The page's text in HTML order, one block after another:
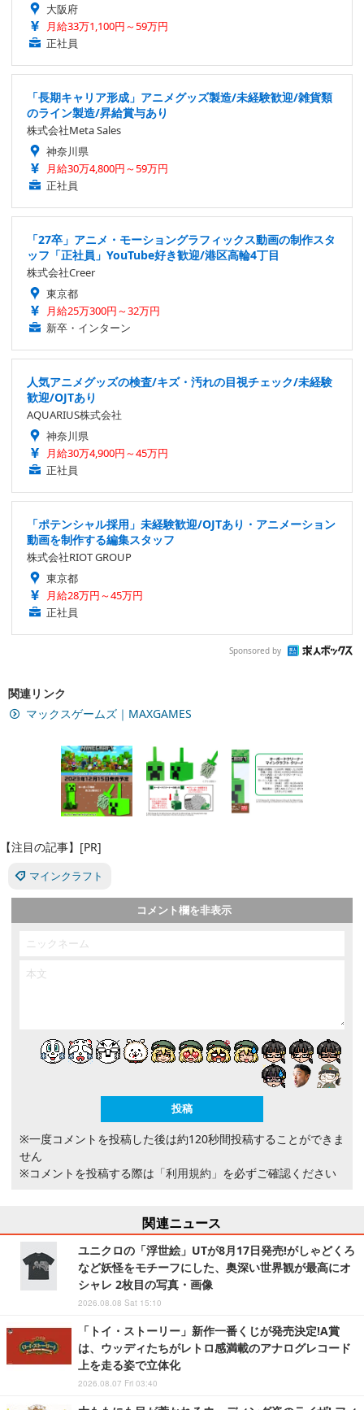
大阪府
月給33万1,100円～59万円
正社員
「長期キャリア形成」アニメグッズ製造/未経験歓迎/雑貨類
のライン製造/昇給賞与あり
株式会社Meta Sales
神奈川県
月給30万4,800円～59万円
正社員
「27卒」アニメ・モーショングラフィックス動画の制作スタ
ッフ「正社員」YouTube好き歓迎/港区高輪4丁目
株式会社Creer
東京都
月給25万300円～32万円
新卒・インターン
人気アニメグッズの検査/キズ・汚れの目視チェック/未経験
歓迎/OJTあり
AQUARIUS株式会社
神奈川県
月給30万4,900円～45万円
正社員
「ポテンシャル採用」未経験歓迎/OJTあり・アニメーション
動画を制作する編集スタッフ
株式会社RIOT GROUP
東京都
月給28万円～45万円
正社員
Sponsored by
関連リンク
マックスゲームズ｜MAXGAMES
【注目の記事】[PR]
マインクラフト
コメント欄を非表示
※一度コメントを投稿した後は約120秒間投稿することができま
せん
※コメントを投稿する際は 「利用規約」 を必ずご確認ください
関連ニュース
ユニクロの「浮世絵」UTが8月17日発売!がしゃどくろ
など妖怪をモチーフにした、奥深い世界観が最高にオ
シャレ 2枚目の写真・画像
2026.08.08 Sat 15:10
「トイ・ストーリー」新作一番くじが発売決定!A賞
は、ウッディたちがレトロ感満載のアナログレコード
上を走る姿で立体化
2026.08.07 Fri 03:40